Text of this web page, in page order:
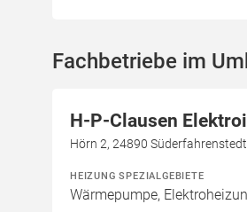
Fachbetriebe im
H-P-Clausen
Hörn 2, 24890
HEIZUNG SPEZIALGEBIETE
Wärmepumpe,